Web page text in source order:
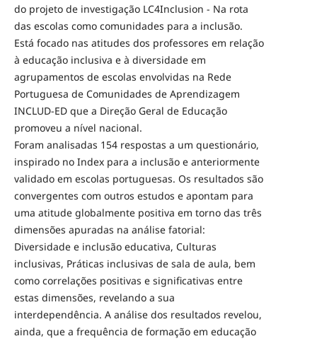
do projeto de investigação LC4Inclusion - Na rota
das escolas como comunidades para a inclusão.
Está focado nas atitudes dos professores em relação
à educação inclusiva e à diversidade em
agrupamentos de escolas envolvidas na Rede
Portuguesa de Comunidades de Aprendizagem
INCLUD-ED que a Direção Geral de Educação
promoveu a nível nacional.
Foram analisadas 154 respostas a um questionário,
inspirado no Index para a inclusão e anteriormente
validado em escolas portuguesas. Os resultados são
convergentes com outros estudos e apontam para
uma atitude globalmente positiva em torno das três
dimensões apuradas na análise fatorial:
Diversidade e inclusão educativa, Culturas
inclusivas, Práticas inclusivas de sala de aula, bem
como correlações positivas e significativas entre
estas dimensões, revelando a sua
interdependência. A análise dos resultados revelou,
ainda, que a frequência de formação em educação